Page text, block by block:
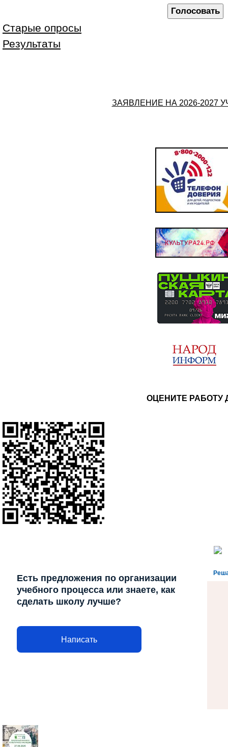
Старые опросы
Результаты
ЗАЯВЛЕНИЕ НА 2026-2027
ОЦЕНИТЕ РАБОТУ
Есть предложения по организации
учебного процесса или знаете, как
сделать школу лучше?
Написать